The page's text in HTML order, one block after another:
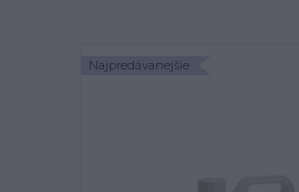
Najpredávanejšie